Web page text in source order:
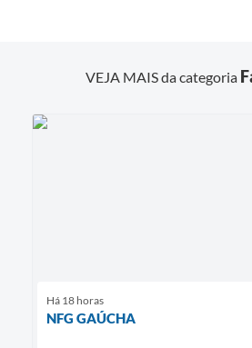
VEJA MAIS da categoria
Há 18 horas
NFG GAÚCHA